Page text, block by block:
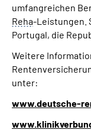
umfangreichen
Reha-Leistungen.
Portugal, die
Weitere
unter:
www.deutsche-